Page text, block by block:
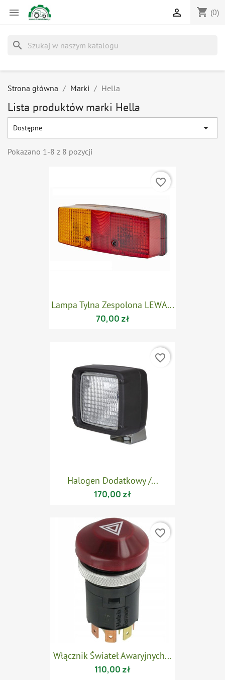
 shopping_cart (0)

search
Strona główna Marki Hella
Lista produktów marki Hella
Dostępne 
Pokazano 1-8 z 8 pozycji
Lampa Tylna Zespolona LEWA...
70,00 zł
favorite_border
Halogen Dodatkowy /...
170,00 zł
favorite_border
Włącznik Świateł Awaryjnych...
110,00 zł
favorite_border